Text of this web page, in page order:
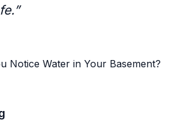
Notice Water in Your Basement?